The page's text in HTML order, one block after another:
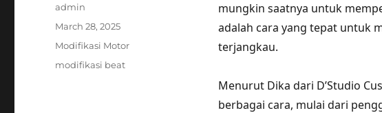
mungkin saatnya untuk
adalah cara yang tepat untuk
terjangkau.
Menurut Dika dari D’Studio
berbagai cara, mulai dari
Author
admin
Posted
March 28, 2025
Categories
Modifikasi Motor
Tags
modifikasi beat